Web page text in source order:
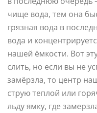
чище вода, тем она
грязная вода в
вода и
нашей ёмкости. Вот
слить, но если вы не
замёрзла, то центр
струю теплой или
льду ямку, где